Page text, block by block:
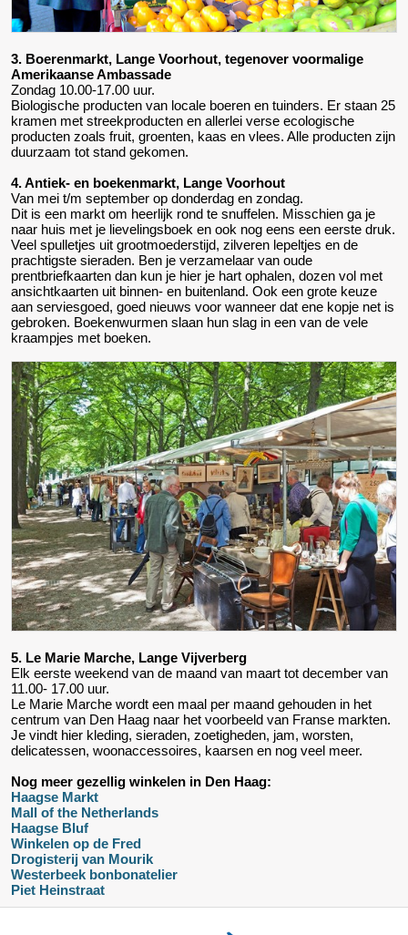
3. Boerenmarkt, Lange Voorhout, tegenover voormalige
Amerikaanse Ambassade
Zondag 10.00-17.00 uur.
Biologische producten van locale boeren en tuinders. Er staan 25
kramen met streekproducten en allerlei verse ecologische
producten zoals fruit, groenten, kaas en vlees. Alle producten zijn
duurzaam tot stand gekomen.
4. Antiek- en boekenmarkt, Lange Voorhout
Van mei t/m september op donderdag en zondag.
Dit is een markt om heerlijk rond te snuffelen. Misschien ga je
naar huis met je lievelingsboek en ook nog eens een eerste druk.
Veel spulletjes uit grootmoederstijd, zilveren lepeltjes en de
prachtigste sieraden. Ben je verzamelaar van oude
prentbriefkaarten dan kun je hier je hart ophalen, dozen vol met
ansichtkaarten uit binnen- en buitenland. Ook een grote keuze
aan serviesgoed, goed nieuws voor wanneer dat ene kopje net is
gebroken. Boekenwurmen slaan hun slag in een van de vele
kraampjes met boeken.
5. Le Marie Marche, Lange Vijverberg
Elk eerste weekend van de maand van maart tot december van
11.00- 17.00 uur.
Le Marie Marche wordt een maal per maand gehouden in het
centrum van Den Haag naar het voorbeeld van Franse markten.
Je vindt hier kleding, sieraden, zoetigheden, jam, worsten,
delicatessen, woonaccessoires, kaarsen en nog veel meer.
Nog meer gezellig winkelen in Den Haag:
Haagse Markt
Mall of the Netherlands
Haagse Bluf
Winkelen op de Fred
Drogisterij van Mourik
Westerbeek bonbonatelier
Piet Heinstraat